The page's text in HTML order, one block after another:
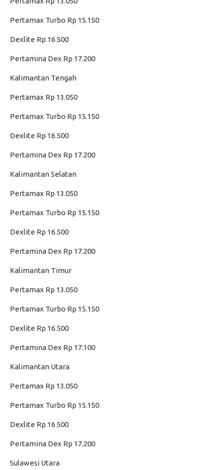
Pertamax Turbo Rp 15.150
Dexlite Rp 16.500
Pertamina Dex Rp 17.200
Kalimantan Tengah
Pertamax Rp 13.050
Pertamax Turbo Rp 15.150
Dexlite Rp 16.500
Pertamina Dex Rp 17.200
Kalimantan Selatan
Pertamax Rp 13.050
Pertamax Turbo Rp 15.150
Dexlite Rp 16.500
Pertamina Dex Rp 17.200
Kalimantan Timur
Pertamax Rp 13.050
Pertamax Turbo Rp 15.150
Dexlite Rp 16.500
Pertamina Dex Rp 17.100
Kalimantan Utara
Pertamax Rp 13.050
Pertamax Turbo Rp 15.150
Dexlite Rp 16.500
Pertamina Dex Rp 17.200
Sulawesi Utara